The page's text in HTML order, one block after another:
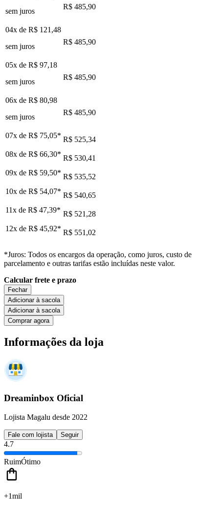
sem juros
R$ 485,90
04x de R$ 121,48
sem juros
R$ 485,90
05x de R$ 97,18
sem juros
R$ 485,90
06x de R$ 80,98
sem juros
R$ 485,90
07x de R$ 75,05* R$ 525,34
08x de R$ 66,30* R$ 530,41
09x de R$ 59,50* R$ 535,52
10x de R$ 54,07* R$ 540,65
11x de R$ 47,39* R$ 521,28
12x de R$ 45,92* R$ 551,02
*Juros: Todos os encargos da operação, como juros, custo de
parcelamento e outras tarifas estão incluídas neste valor.
Calcular frete e prazo
Fechar
Adicionar à sacola
Adicionar à sacola
Comprar agora
Informações da loja
Dreaminbox Oficial
Lojista Magalu desde 2022
Fale com lojista Seguir
4.7
RuimÓtimo
+1mil